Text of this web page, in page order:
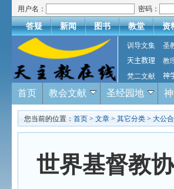
用户名： 密码：
答疑 新闻 图书 教堂 资
训导文集 圣
天主教理
教
梵二文献
神
首页 教会文献 圣经园地
您当前的位置： 首页 > 文章 > 其它分类 > 大公
世界基督教